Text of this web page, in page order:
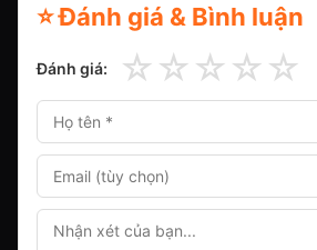
⭐ Đánh giá & Bình luận
Đánh giá: ☆ ☆ ☆ ☆ ☆